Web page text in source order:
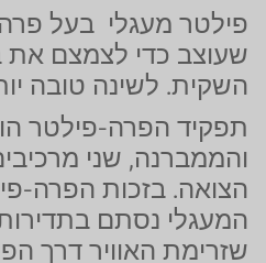
פילטר מעגלי בעל
שעוצב כדי לצמצם את
השקית. לשינה טובה
תפקיד הפרה-פילטר
והממברנה, שני
הצואה. בזכות הפרה-
המעגלי נסתם
שזרימת האוויר דרך